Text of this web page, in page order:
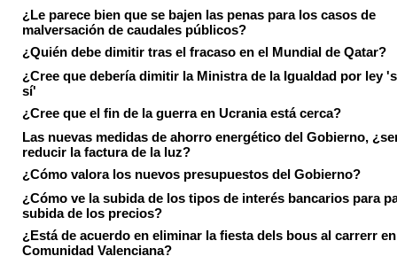
¿Le parece bien que se bajen las penas para los casos de
malversación de caudales públicos?
¿Quién debe dimitir tras el fracaso en el Mundial de Qatar?
¿Cree que debería dimitir la Ministra de la Igualdad por ley
sí'
¿Cree que el fin de la guerra en Ucrania está cerca?
Las nuevas medidas de ahorro energético del Gobierno,
reducir la factura de la luz?
¿Cómo valora los nuevos presupuestos del Gobierno?
¿Cómo ve la subida de los tipos de interés bancarios para
subida de los precios?
¿Está de acuerdo en eliminar la fiesta dels bous al carrerr
Comunidad Valenciana?